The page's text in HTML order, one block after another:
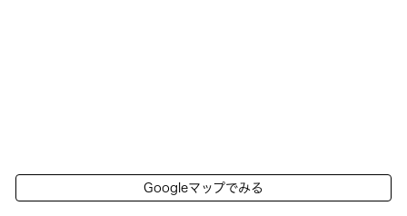
Googleマップでみる